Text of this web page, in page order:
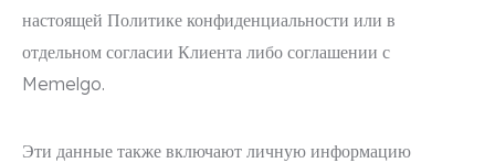
настоящей Политике конфиденциальности или в
отдельном согласии Клиента либо соглашении с
Memelgo.
Эти данные также включают личную информацию